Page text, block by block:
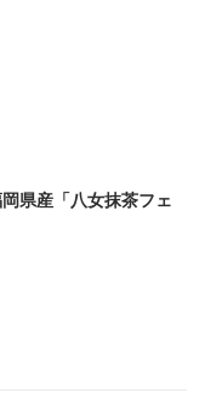
県産「八女抹茶フェ